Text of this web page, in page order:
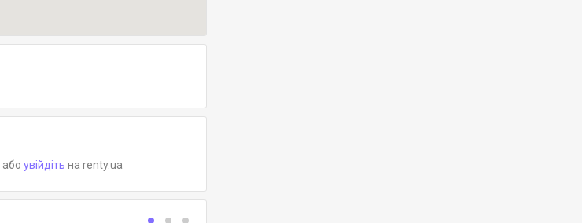
або увійдіть на renty.ua